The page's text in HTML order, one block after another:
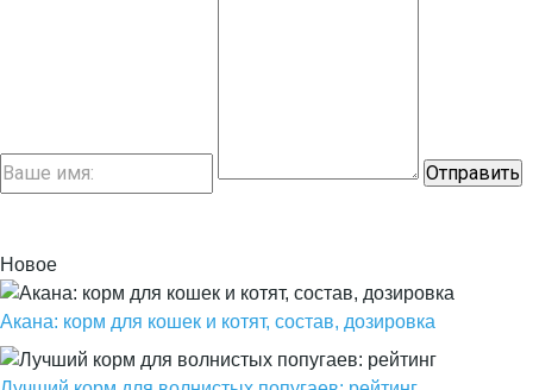
Новое
Акана: корм для кошек и котят, состав, дозировка